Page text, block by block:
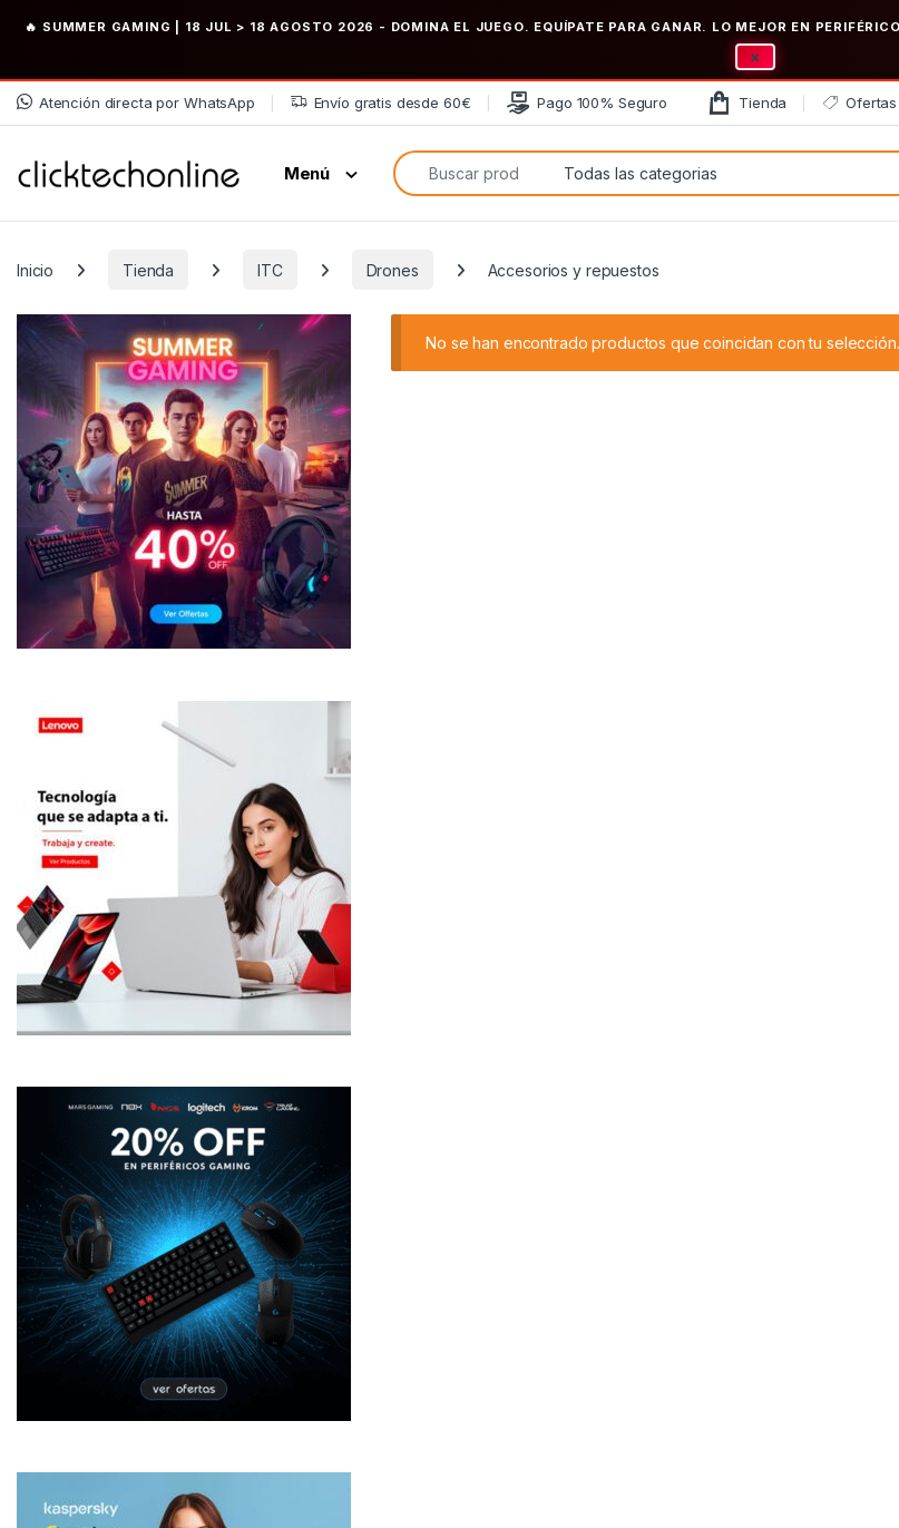
🔥 SUMMER GAMING | 18 JUL > 18 AGOSTO 2026 - DOMINA EL JUEGO. EQUÍPATE PARA GANAR. LO MEJOR EN
×
Saltar a la navegación
Saltar al contenido
Atención directa por WhatsApp Envío gratis desde 60€ Pago 100% Seguro Tienda Ofertas
Menú
Búsqueda de:
Inicio Tienda ITC Drones Accesorios y repuestos
No se han encontrado productos que coincidan con tu selección.